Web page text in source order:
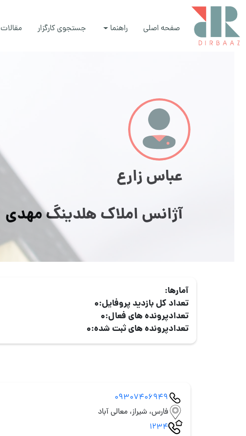
صفحه اصلی راهنما جستجوی کارگزار مقالات
عباس زارع
آژانس املاک هلدینگ مهدی
آمارها:
تعداد کل بازدید پروفایل:0
تعدادپرونده های فعال:0
تعدادپرونده های ثبت شده:0
09307406949
فارس، شیراز، معالی آباد
1234